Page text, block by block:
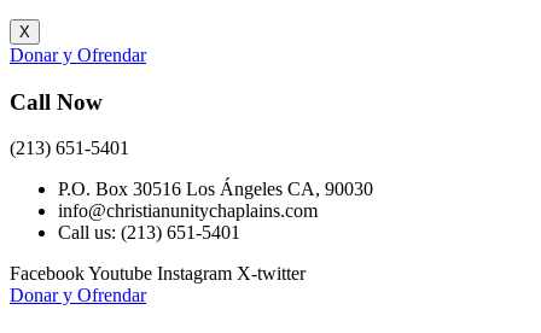
X
Donar y Ofrendar
Call Now
(213) 651-5401
P.O. Box 30516 Los Ángeles CA, 90030
info@christianunitychaplains.com
Call us: (213) 651-5401
FacebookYoutube Instagram X-twitter
Donar y Ofrendar